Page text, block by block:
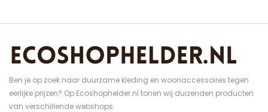
Ben je op zoek naar duurzame kleding en woonaccessoires tegen
eerlijke prijzen? Op Ecoshophelder.nl tonen wij duizenden producten
van verschillende webshops.